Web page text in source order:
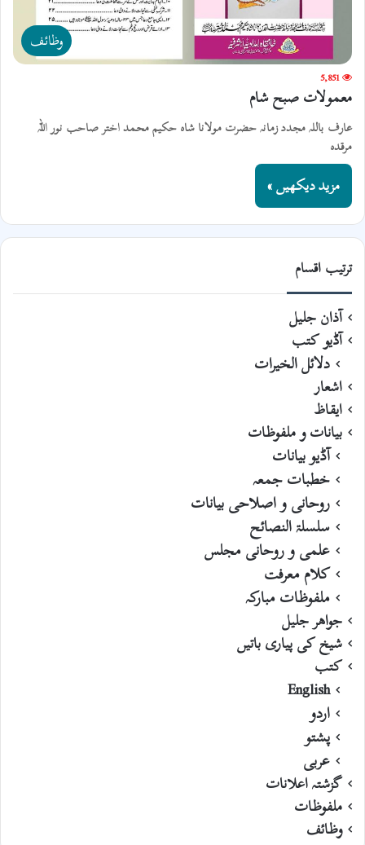
وظائف
5,851
معمولات صبح شام
عارف باللہ مجدد زمانہ حضرت مولانا شاہ حکیم محمد اختر صاحب نور اللہ
مرقدہ
مزید دیکھیں »
ترتیب اقسام
آذان جلیل
آڈیو کتب
دلائل الخیرات
اشعار
ایقاظ
بیانات و ملفوظات
آڈیو بیانات
خطبات جمعہ
روحانی و اصلاحی بیانات
سلسلۃ النصائح
علمی و روحانی مجلس
کلام معرفت
ملفوظات مبارکہ
جواھر جلیل
شیخ کی پیاری باتیں
کتب
English
اردو
پشتو
عربی
گزشتہ اعلانات
ملفوظات
وظائف